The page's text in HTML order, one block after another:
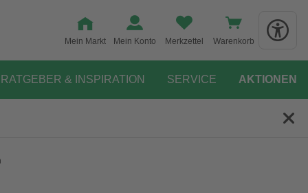
Mein Markt Mein Konto Merkzettel Warenkorb
RATGEBER & INSPIRATION SERVICE AKTIONEN